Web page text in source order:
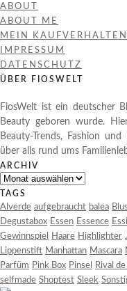
ABOUT
ABOUT ME
MEIN KAUFVERHALTEN
IMPRESSUM
DATENSCHUTZ
ÜBER FIOSWELT
FiosWelt ist ein deutscher
Beauty geboren wurde.
Beauty-Trends, Fashion
über alls rund ums
ARCHIV
Archiv
TAGS
Alverde aufgebraucht balea
Degustabox Essen Essence
Gewinnspiel
Haare Highlighter
Lippenstift Manhattan Mascara
Parfüm Pink Box Pinsel Rival
selfmade Shoptest Sleek